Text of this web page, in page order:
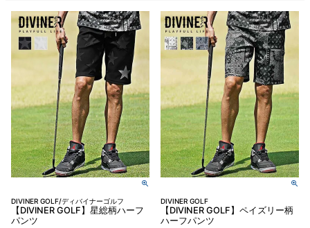
DIVINER GOLF/ディバイナーゴルフ
【DIVINER GOLF】星総柄ハーフ
パンツ
DIVINER GOLF
【DIVINER GOLF】ペイズリー柄
ハーフパンツ